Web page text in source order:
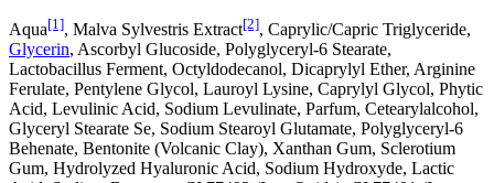
Aqua[1], Malva Sylvestris Extract[2], Caprylic/Capric Triglyceride,
Glycerin, Ascorbyl Glucoside, Polyglyceryl-6 Stearate,
Lactobacillus Ferment, Octyldodecanol, Dicaprylyl Ether, Arginine
Ferulate, Pentylene Glycol, Lauroyl Lysine, Caprylyl Glycol, Phytic
Acid, Levulinic Acid, Sodium Levulinate, Parfum, Cetearylalcohol,
Glyceryl Stearate Se, Sodium Stearoyl Glutamate, Polyglyceryl-6
Behenate, Bentonite (Volcanic Clay), Xanthan Gum, Sclerotium
Gum, Hydrolyzed Hyaluronic Acid, Sodium Hydroxyde, Lactic